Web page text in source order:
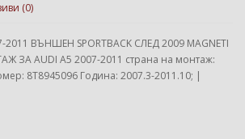
(0)
ВЪНШЕН SPORTBACK СЛЕД 2009 MAGNETI
ЗА AUDI A5 2007-2011 страна на монтаж:
8T8945096 Година: 2007.3-2011.10; |